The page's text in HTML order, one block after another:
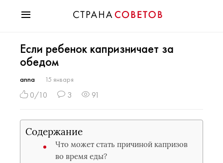
Мода
Звезды
Гороскопы
Здоровье
Хобби
Разное
Праздники
Если ребенок капризничает за
обедом
anna 15 января
0/10 3 91
Содержание
Что может стать причиной капризов
во время еды?